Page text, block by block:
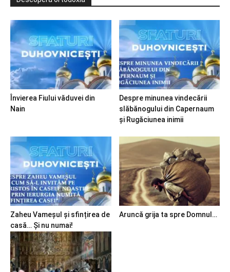
Învierea Fiului văduvei din
Nain
Despre minunea vindecării
slăbănogului din Capernaum
și Rugăciunea inimii
Zaheu Vameșul și sfințirea de
casă… Și nu numai!
Aruncă grija ta spre Domnul…